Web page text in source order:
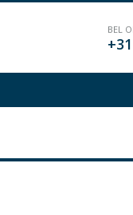
BEL